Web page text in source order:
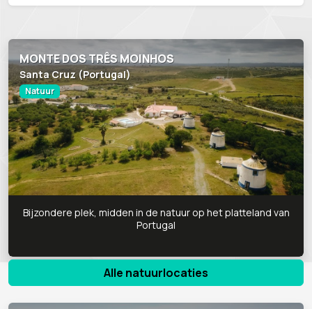
MONTE DOS TRÊS MOINHOS
Santa Cruz (Portugal)
Natuur
Bijzondere plek, midden in de natuur op het platteland van
Portugal
Alle natuurlocaties